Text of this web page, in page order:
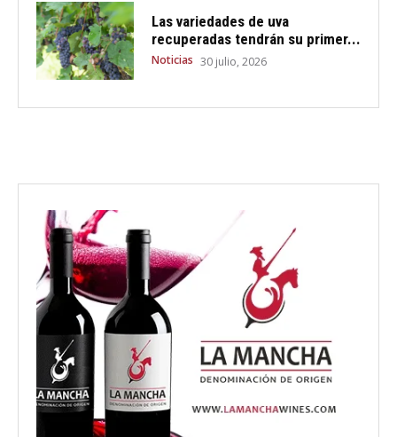
Las variedades de uva
recuperadas tendrán su primer...
Noticias 30 julio, 2026